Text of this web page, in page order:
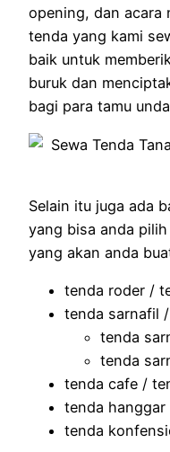
opening, dan acara
tenda yang kami
baik untuk
buruk dan
bagi para tamu
Selain itu juga ada
yang bisa anda
yang akan anda
tenda roder /
tenda sarnafil
tenda
tenda
tenda cafe /
tenda hanggar
tenda